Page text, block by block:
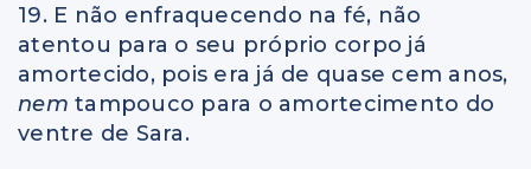
19. E não enfraquecendo na fé, não
atentou para o seu próprio corpo já
amortecido, pois era já de quase cem anos,
nem tampouco para o amortecimento do
ventre de Sara.